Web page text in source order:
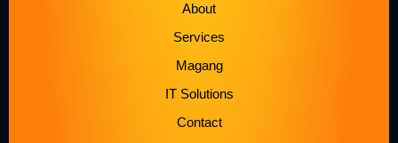
About
Services
Magang
IT Solutions
Contact